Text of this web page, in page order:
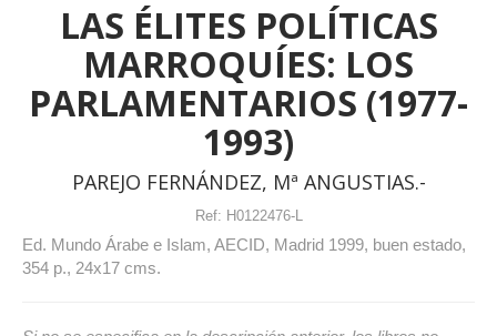
LAS ÉLITES POLÍTICAS
MARROQUÍES: LOS
PARLAMENTARIOS (1977-
1993)
PAREJO FERNÁNDEZ, Mª ANGUSTIAS.-
Ref: H0122476-L
Ed. Mundo Árabe e Islam, AECID, Madrid 1999, buen estado,
354 p., 24x17 cms.